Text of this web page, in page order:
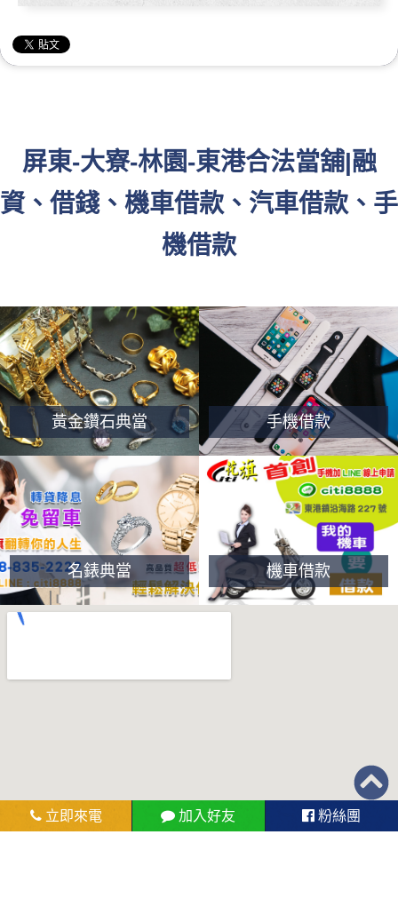
屏東-大寮-林園-東港合法當舖|融
資、借錢、機車借款、汽車借款、手
機借款
黃金鑽石典當 手機借款
名錶典當 機車借款
立即來電 加入好友 粉絲團